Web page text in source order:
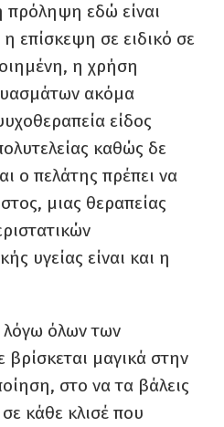
πρόληψη εδώ είναι
επίσκεψη σε ειδικό σε
η χρήση
ακόμα
είδος
καθώς δε
ο πελάτης πρέπει να
μιας θεραπείας
υγείας είναι και η
λόγω όλων των
μαγικά στην
στο να τα βάλεις
κάθε κλισέ που